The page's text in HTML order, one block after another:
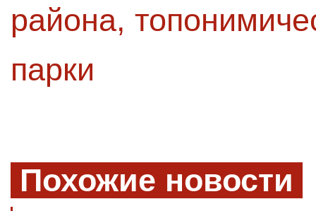
района,
парки
Похожие новости